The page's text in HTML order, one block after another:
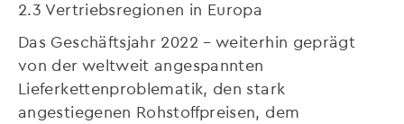
2.3 Vertriebsregionen in Europa
Das Geschäftsjahr 2022 – weiterhin geprägt
von der weltweit angespannten
Lieferkettenproblematik, den stark
angestiegenen Rohstoffpreisen, dem